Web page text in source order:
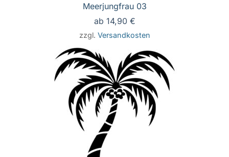
Meerjungfrau 03
ab 14,90 €
zzgl. Versandkosten